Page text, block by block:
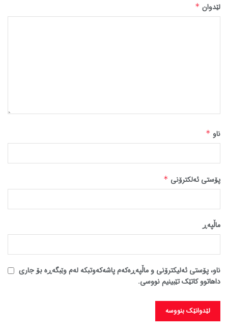
لێدوان *
ناو *
پۆستی ئەلکترۆنی *
ماڵپه‌ڕ
ناو، پۆستی ئەلیکترۆنی و ماڵپەڕەکەم پاشەکەوتبکە لەم وێبگەڕە بۆ جاری
داهاتوو کاتێک تێبینیم نووسی.